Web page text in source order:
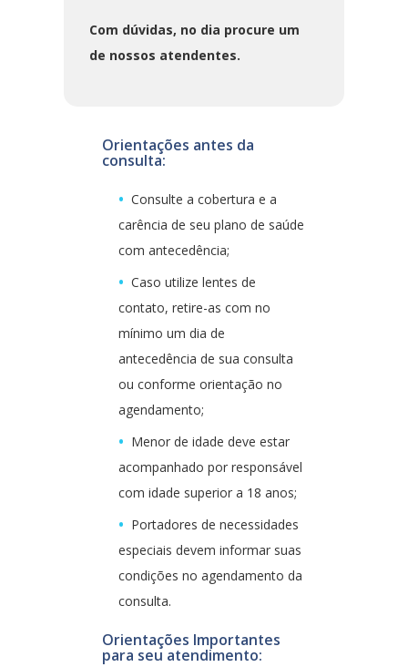
Com dúvidas, no dia procure um
de nossos atendentes.
Orientações antes da
consulta:
Consulte a cobertura e a
carência de seu plano de saúde
com antecedência;
Caso utilize lentes de
contato, retire-as com no
mínimo um dia de
antecedência de sua consulta
ou conforme orientação no
agendamento;
Menor de idade deve estar
acompanhado por responsável
com idade superior a 18 anos;
Portadores de necessidades
especiais devem informar suas
condições no agendamento da
consulta.
Orientações Importantes
para seu atendimento: